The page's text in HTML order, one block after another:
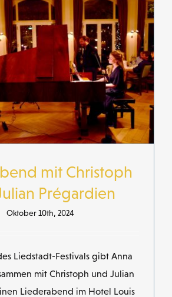
mit Christoph
Prégardien
Oktober 10th, 2024
Liedstadt-Festivals gibt Anna
mit Christoph und Julian
Liederabend im Hotel Louis